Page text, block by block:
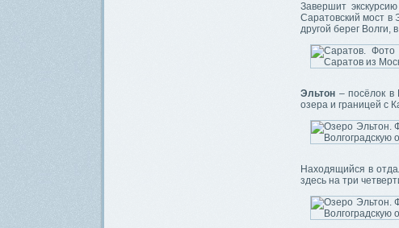
Завершит
Саратовский мост в
другой берег Волги,
Эльтон – посёлок в
озера и границей с
Находящийся в
здесь на три